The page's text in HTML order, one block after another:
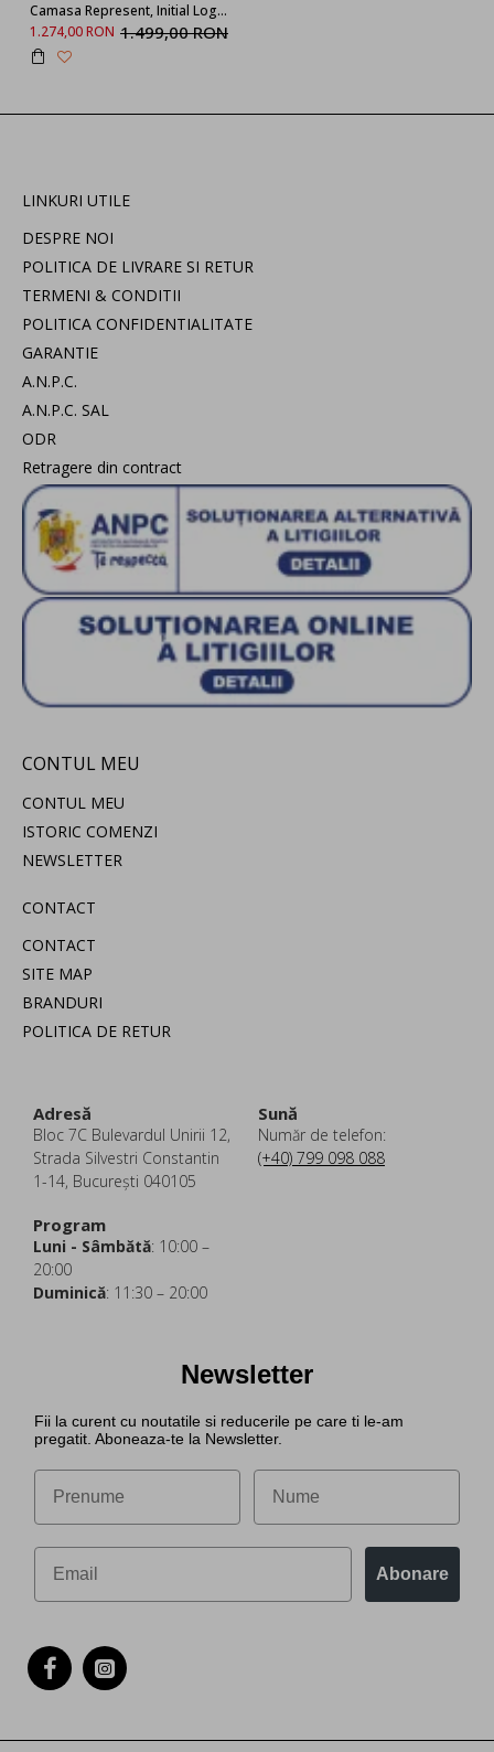
Camasa Represent, Initial Logo, Oversized
1.274,00 RON 1.499,00 RON
LINKURI UTILE
DESPRE NOI
POLITICA DE LIVRARE SI RETUR
TERMENI & CONDITII
POLITICA CONFIDENTIALITATE
GARANTIE
A.N.P.C.
A.N.P.C. SAL
ODR
Retragere din contract
CONTUL MEU
CONTUL MEU
ISTORIC COMENZI
NEWSLETTER
CONTACT
CONTACT
SITE MAP
BRANDURI
POLITICA DE RETUR
Adresă
Bloc 7C Bulevardul Unirii 12,
Strada Silvestri Constantin
1-14, București 040105
Sună
Număr de telefon:
(+40) 799 098 088
Program
Luni - Sâmbătă: 10:00 –
20:00
Duminică: 11:30 – 20:00
Newsletter
Fii la curent cu noutatile si reducerile pe care ti le-am
pregatit. Aboneaza-te la Newsletter.
Abonare